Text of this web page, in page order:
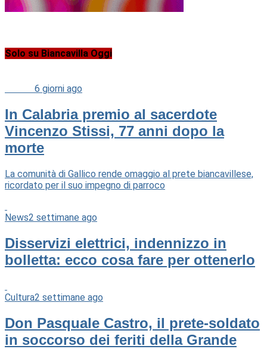
Solo su Biancavilla Oggi
6 giorni ago
In Calabria premio al sacerdote
Vincenzo Stissi, 77 anni dopo la
morte
La comunità di Gallico rende omaggio al prete biancavillese,
ricordato per il suo impegno di parroco
News2 settimane ago
Disservizi elettrici, indennizzo in
bolletta: ecco cosa fare per ottenerlo
Cultura2 settimane ago
Don Pasquale Castro, il prete-soldato
in soccorso dei feriti della Grande